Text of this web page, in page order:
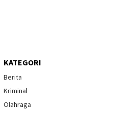
KATEGORI
Berita
Kriminal
Olahraga